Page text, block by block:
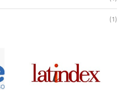
(1)